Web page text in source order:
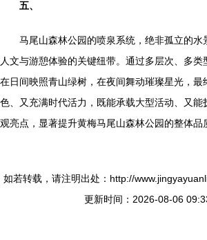
五、
马尾山森林公园的喷泉系统，绝非孤立的水
人文与游憩体验的关键纽带。通过多层次、多
在日间映照青山绿树，在夜间舞动璀璨星光，
色、又充满时代活力，既能承载大型活动、又
观亮点，显著提升黄梅马尾山森林公园的整体品
如若转载，请注明出处：http://
更新时间：2026-08-06